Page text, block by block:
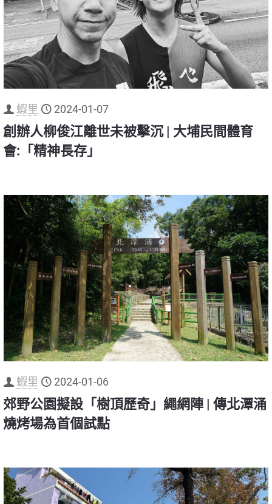
蝦里 2024-01-07
創辦人柳俊江離世未被擊沉 | 大埔民間體育
會:「精神長存」
蝦里 2024-01-06
郊野公園擬設「樹頂歷奇」繩網陣 | 傳北潭涌
燒烤場為首個試點